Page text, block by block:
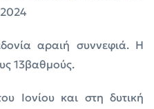
αραιή συννεφιά. Η
13βαθμούς.
Ιονίου και στη δυτική